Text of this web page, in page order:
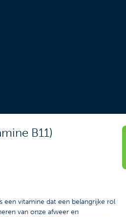
B11)
een vitamine dat een belangrijke rol
van onze afweer en